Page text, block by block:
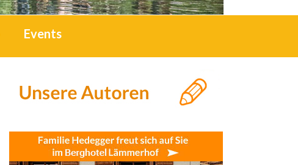
Events